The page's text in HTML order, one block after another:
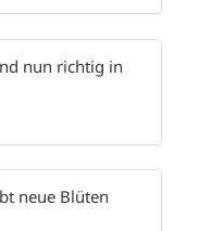
nun richtig in
neue Blüten